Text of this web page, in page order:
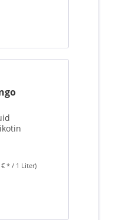
€ * / 1 Liter)